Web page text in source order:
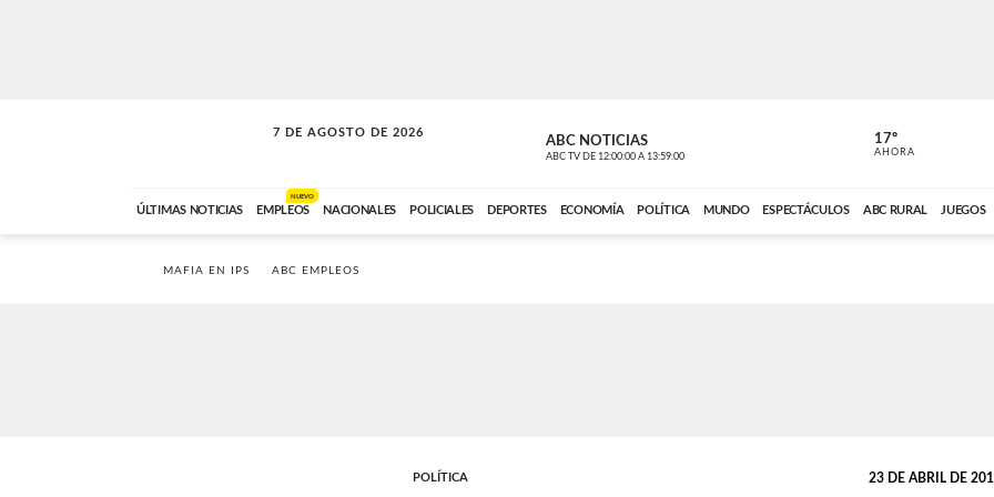
7 DE AGOSTO DE 2026
A DE LA TARDE ABC NOTICIAS
ABC TV DE 12:00:00 A 13:59:00 ABC CARDINAL
17º
AHORA
ÚLTIMAS NOTICIAS EMPLEOS
NUEVO
NACIONALES POLICIALES DEPORTES ECONOMÍA POLÍTICA MUNDO ESPECTÁCULOS ABC RURAL JUEGOS
MAFIA EN IPS ABC EMPLEOS
POLÍTICA 23 DE ABRIL DE